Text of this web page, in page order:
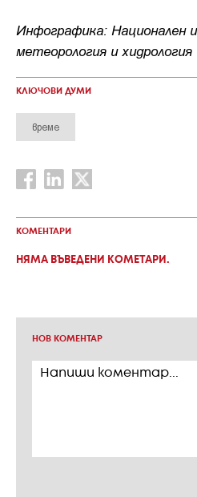
Инфографика: Национален
метеорология и хидрология
КЛЮЧОВИ ДУМИ
време
КОМЕНТАРИ
НЯМА ВЪВЕДЕНИ КОМЕТАРИ.
НОВ КОМЕНТАР